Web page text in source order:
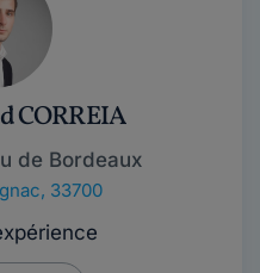
CORREIA
de Bordeaux
33700